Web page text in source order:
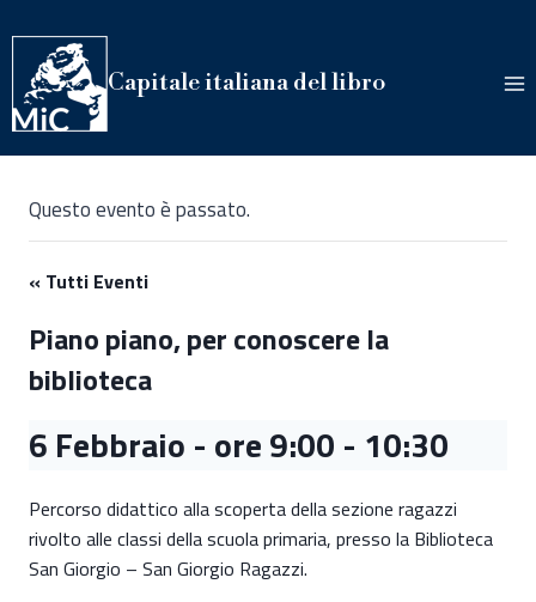
al
contenuto
Capitale italiana del libro
Questo evento è passato.
« Tutti Eventi
Piano piano, per conoscere la
biblioteca
6 Febbraio - ore 9:00 - 10:30
Percorso didattico alla scoperta della sezione ragazzi
rivolto alle classi della scuola primaria, presso la Biblioteca
San Giorgio – San Giorgio Ragazzi.